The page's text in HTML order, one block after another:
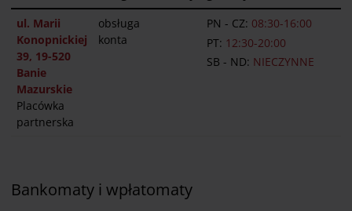
ul. Marii
Konopnickiej
39, 19-520
Banie
Mazurskie
Placówka
partnerska
obsługa
konta
PN - CZ: 08:30-16:00
PT: 12:30-20:00
SB - ND: NIECZYNNE
Bankomaty i wpłatomaty